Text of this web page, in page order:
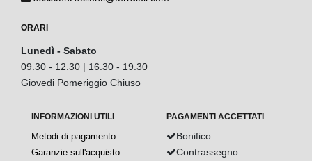
ORARI
Lunedì - Sabato
09.30 - 12.30 | 16.30 - 19.30
Giovedi Pomeriggio Chiuso
INFORMAZIONI UTILI
Metodi di pagamento
Garanzie sull'acquisto
PAGAMENTI ACCETTATI
Bonifico
Contrassegno